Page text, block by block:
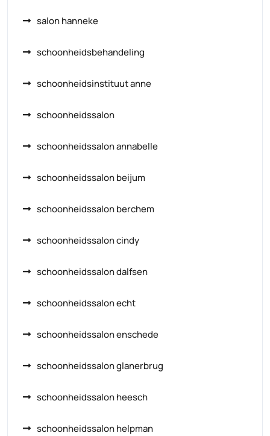
salon hanneke
schoonheidsbehandeling
schoonheidsinstituut anne
schoonheidssalon
schoonheidssalon annabelle
schoonheidssalon beijum
schoonheidssalon berchem
schoonheidssalon cindy
schoonheidssalon dalfsen
schoonheidssalon echt
schoonheidssalon enschede
schoonheidssalon glanerbrug
schoonheidssalon heesch
schoonheidssalon helpman